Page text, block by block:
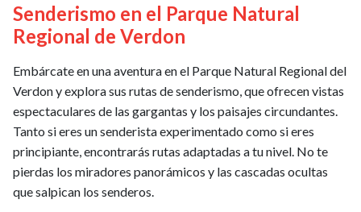
Senderismo en el Parque Natural
Regional de Verdon
Embárcate en una aventura en el Parque Natural Regional del
Verdon y explora sus rutas de senderismo, que ofrecen vistas
espectaculares de las gargantas y los paisajes circundantes.
Tanto si eres un senderista experimentado como si eres
principiante, encontrarás rutas adaptadas a tu nivel. No te
pierdas los miradores panorámicos y las cascadas ocultas
que salpican los senderos.